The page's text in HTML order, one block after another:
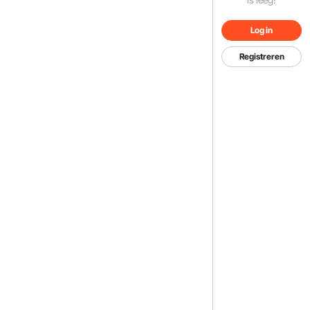
Log in
Registreren